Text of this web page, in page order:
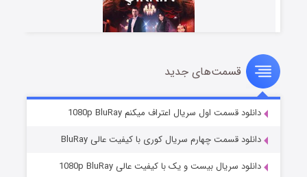
سریال زشت
قسمت۲ (زیرنویس) منتشر شد
قسمت‌های جدید
دانلود قسمت اول سریال اعتراف میکنم 1080p BluRay
دانلود قسمت چهارم سریال کوری با کیفیت عالی BluRay
دانلود سریال بیست و یک با کیفیت عالی 1080p BluRay